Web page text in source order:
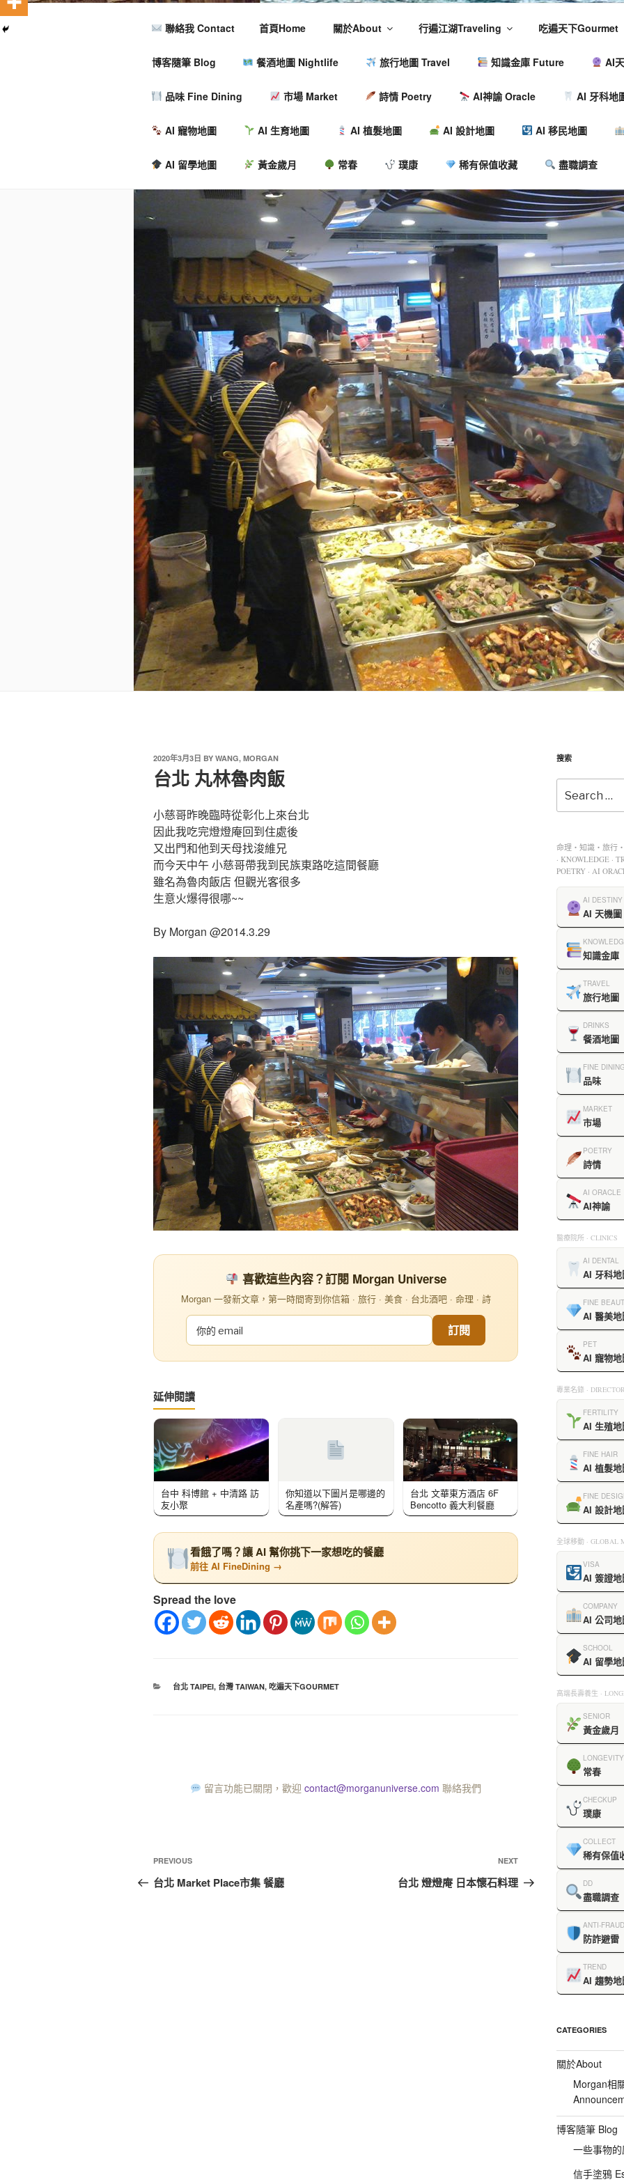
聯絡我 Contact 首頁Home 關於About 行遍江湖Traveling 吃遍天下Gourmet
博客隨筆 Blog 餐酒地圖 Nightlife 旅行地圖 Travel 知識金庫 Future AI
品味 Fine Dining 市場 Market 詩情 Poetry AI神諭 Oracle AI 牙科地
AI 寵物地圖 AI 生育地圖 AI 植髮地圖 AI 設計地圖 AI 移民地圖
AI 留學地圖 黃金歲月 常春 璞康 稀有保值收藏 盡職調查
2020年3月3日 BY WANG, MORGAN
台北 丸林魯肉飯
小慈哥昨晚臨時從彰化上來台北
因此我吃完燈燈庵回到住處後
又出門和他到天母找浚維兄
而今天中午 小慈哥帶我到民族東路吃這間餐廳
雖名為魯肉飯店 但觀光客很多
生意火爆得很哪~~
By Morgan @2014.3.29
喜歡這些內容？訂閱 Morgan Universe
Morgan 一發新文章，第一時間寄到你信箱 · 旅行 · 美食 · 台北酒吧 · 命理 · 詩
訂閱
延伸閱讀
台中 科博館 + 中清路 訪
友小聚
你知道以下圖片是哪邊的
名產嗎?(解答)
台北 文華東方酒店 6F
Bencotto 義大利餐廳
看餓了嗎？讓 AI 幫你挑下一家想吃的餐廳
前往 AI FineDining →
Spread the love
台北 TAIPEI, 台灣 TAIWAN, 吃遍天下GOURMET
留言功能已關閉，歡迎contact@morganuniverse.com 聯絡我們
PREVIOUS
台北 Market Place市集 餐廳
NEXT
台北 燈燈庵 日本懷石料理
搜索
命理・知識・旅行
· KNOWLEDGE ·
POETRY · AI
AI DESTINY
AI 天機圖
知識金庫
TRAVEL
旅行地圖
DRINKS
餐酒地圖
FINE
品味
MARKET
市場
POETRY
詩情
AI ORACLE
AI神諭
醫療院所 · CLINICS
AI DENTAL
AI 牙科地
FINE
AI 醫美地
PET
AI 寵物地
專業名錄 ·
FERTILITY
AI 生殖地
FINE HAIR
AI 植髮地
FINE
AI 設計地
全球移動 · GLOBAL
VISA
AI 簽證地
COMPANY
AI 公司地
SCHOOL
AI 留學地
高端長壽養生 ·
SENIOR
黃金歲月
LONGEVITY
常春
CHECKUP
璞康
COLLECT
稀有保值
DD
盡職調查
ANTI-FRAUD
防詐避雷
TREND
AI 趨勢地
CATEGORIES
關於About
Morgan相
博客隨筆 Blog
一些事物
信手塗鴉